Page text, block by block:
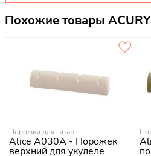
Похожие товары
Порожки для гитар
Alice A030A - Порожек
верхний для укулеле